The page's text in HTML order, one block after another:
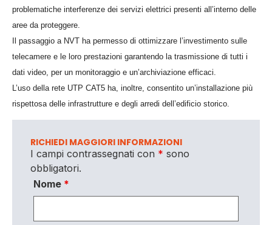
problematiche interferenze dei servizi elettrici presenti all’interno delle
aree da proteggere.
Il passaggio a NVT ha permesso di ottimizzare l’investimento sulle
telecamere e le loro prestazioni garantendo la trasmissione di tutti i
dati video, per un monitoraggio e un’archiviazione efficaci.
L’uso della rete UTP CAT5 ha, inoltre, consentito un’installazione più
rispettosa delle infrastrutture e degli arredi dell’edificio storico.
RICHIEDI MAGGIORI INFORMAZIONI
I campi contrassegnati con * sono
obbligatori.
Nome *